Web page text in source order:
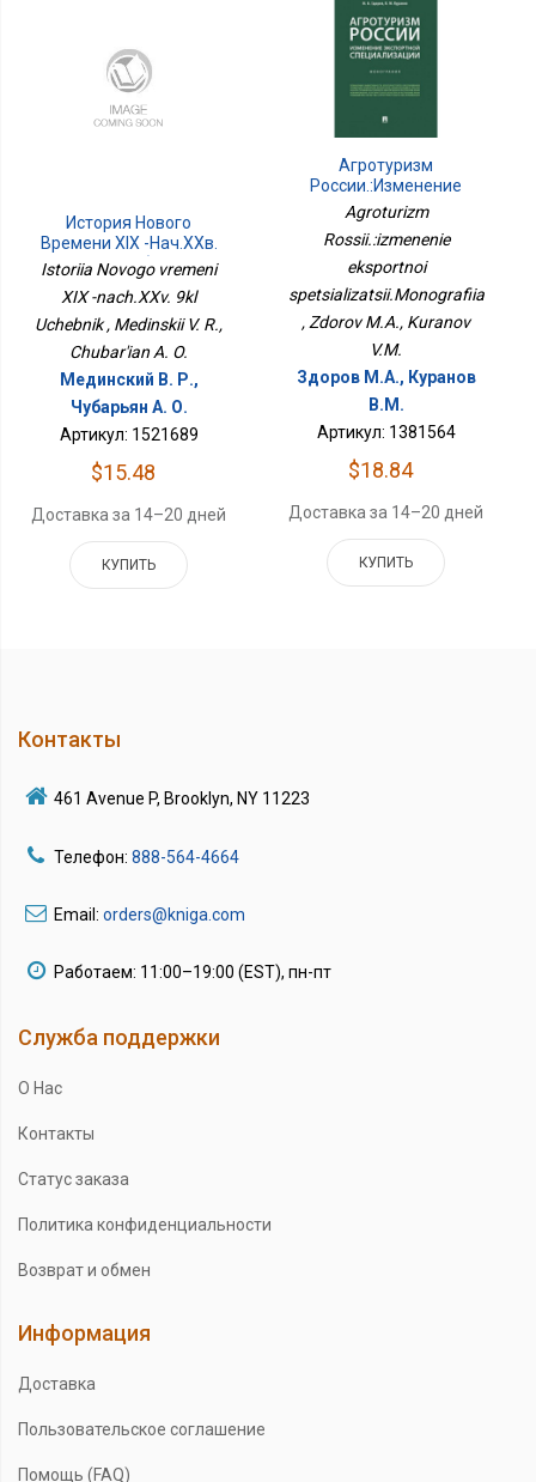
История Нового
Времени XIX -нач.XXв.
9кл Учебник
Istoriia Novogo vremeni
XIX -nach.XXv. 9kl
Uchebnik , Medinskii V. R.,
Chubar'ian A. O.
Мединский В. Р.,
Чубарьян А. О.
Артикул: 1521689
$15.48
Доставка за 14–20 дней
КУПИТЬ
Агротуризм
России.:изменение
Экспортной
Agroturizm
Rossii.:izmenenie
eksportnoi
spetsializatsii.Monografiia
, Zdorov M.A., Kuranov
V.M.
Здоров М.А., Куранов
В.М.
Артикул: 1381564
$18.84
Доставка за 14–20 дней
КУПИТЬ
Контакты
461 Avenue P, Brooklyn, NY 11223
Телефон: 888-564-4664
Email: orders@kniga.com
Работаем: 11:00–19:00 (EST), пн-пт
Служба поддержки
О Нас
Контакты
Статус заказа
Политика конфиденциальности
Возврат и обмен
Информация
Доставка
Пользовательское соглашение
Помощь (FAQ)